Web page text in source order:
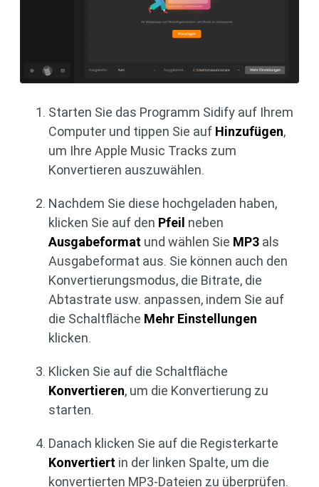
Starten Sie das Programm Sidify auf Ihrem
Computer und tippen Sie auf Hinzufügen,
um Ihre Apple Music Tracks zum
Konvertieren auszuwählen.
Nachdem Sie diese hochgeladen haben,
klicken Sie auf den Pfeil neben
Ausgabeformat und wählen Sie MP3 als
Ausgabeformat aus. Sie können auch den
Konvertierungsmodus, die Bitrate, die
Abtastrate usw. anpassen, indem Sie auf
die Schaltfläche Mehr Einstellungen
klicken.
Klicken Sie auf die Schaltfläche
Konvertieren, um die Konvertierung zu
starten.
Danach klicken Sie auf die Registerkarte
Konvertiert in der linken Spalte, um die
konvertierten MP3-Dateien zu überprüfen.